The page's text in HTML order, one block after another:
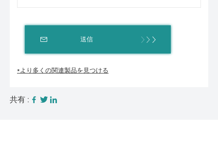
送信
*より多くの関連製品を見つける
共有 :